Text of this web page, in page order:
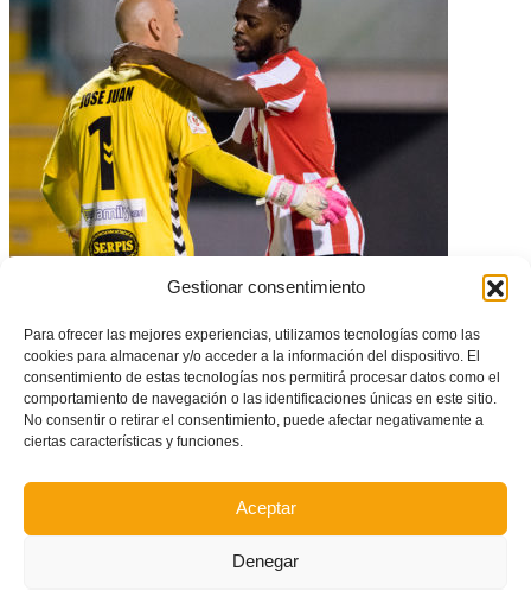
Gestionar consentimiento
Para ofrecer las mejores experiencias, utilizamos tecnologías como las
cookies para almacenar y/o acceder a la información del dispositivo. El
consentimiento de estas tecnologías nos permitirá procesar datos como el
comportamiento de navegación o las identificaciones únicas en este sitio.
No consentir o retirar el consentimiento, puede afectar negativamente a
ciertas características y funciones.
Aceptar
Denegar
España Sub-21 cita a cinco representantes del fútbol regional